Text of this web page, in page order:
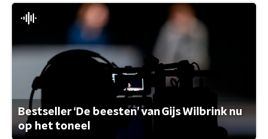
Bestseller ‘De beesten’ van Gijs Wilbrink nu
op het toneel